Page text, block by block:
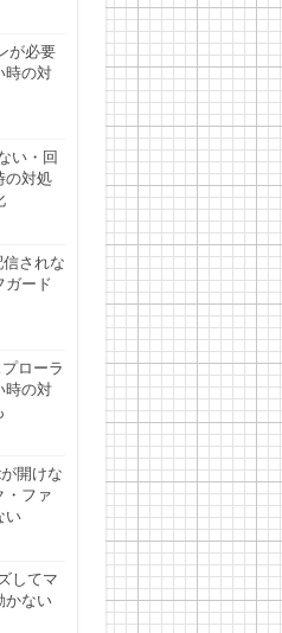
が必要
時の対
い・回
の対処
信されな
ガード
ローラ
時の対
開けな
・ファ
い
してマ
かない